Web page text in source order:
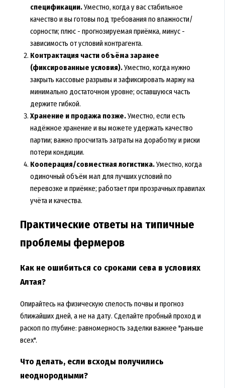
спецификации.Уместно, когда у вас стабильное
качество и вы готовы под требования по влажности/
сорности; плюс - прогнозируемая приёмка, минус -
зависимость от условий контрагента.
Контрактация части объёма заранее
(фиксированные условия).Уместно, когда нужно
закрыть кассовые разрывы и зафиксировать маржу на
минимально достаточном уровне; оставшуюся часть
держите гибкой.
Хранение и продажа позже.Уместно, если есть
надёжное хранение и вы можете удержать качество
партии; важно просчитать затраты на доработку и риски
потери кондиции.
Кооперация/совместная логистика.Уместно, когда
одиночный объём мал для лучших условий по
перевозке и приёмке; работает при прозрачных правилах
учёта и качества.
Практические ответы на типичные
проблемы фермеров
Как не ошибиться со сроками сева в условиях
Алтая?
Опирайтесь на физическую спелость почвы и прогноз
ближайших дней, а не на дату. Сделайте пробный проход и
раскоп по глубине: равномерность заделки важнее "раньше
всех".
Что делать, если всходы получились
неоднородными?